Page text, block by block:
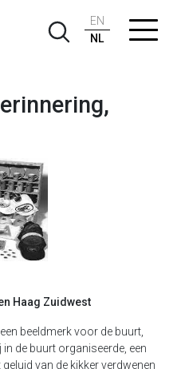
EN
NL
voor
Haag Zuidwest
beeldmerk voor de buurt,
de buurt organiseerde, een
van de kikker verdwenen